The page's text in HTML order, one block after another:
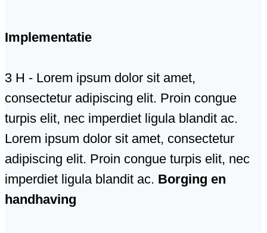
Implementatie
3 H - Lorem ipsum dolor sit amet,
consectetur adipiscing elit. Proin congue
turpis elit, nec imperdiet ligula blandit ac.
Lorem ipsum dolor sit amet, consectetur
adipiscing elit. Proin congue turpis elit, nec
imperdiet ligula blandit ac. Borging en
handhaving